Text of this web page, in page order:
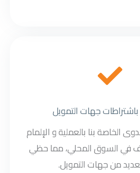
جهات التمويل
الخاصة بنا بالعملية و الإلمام
في السوق المحلي، مما حظي
من جهات التمويل.